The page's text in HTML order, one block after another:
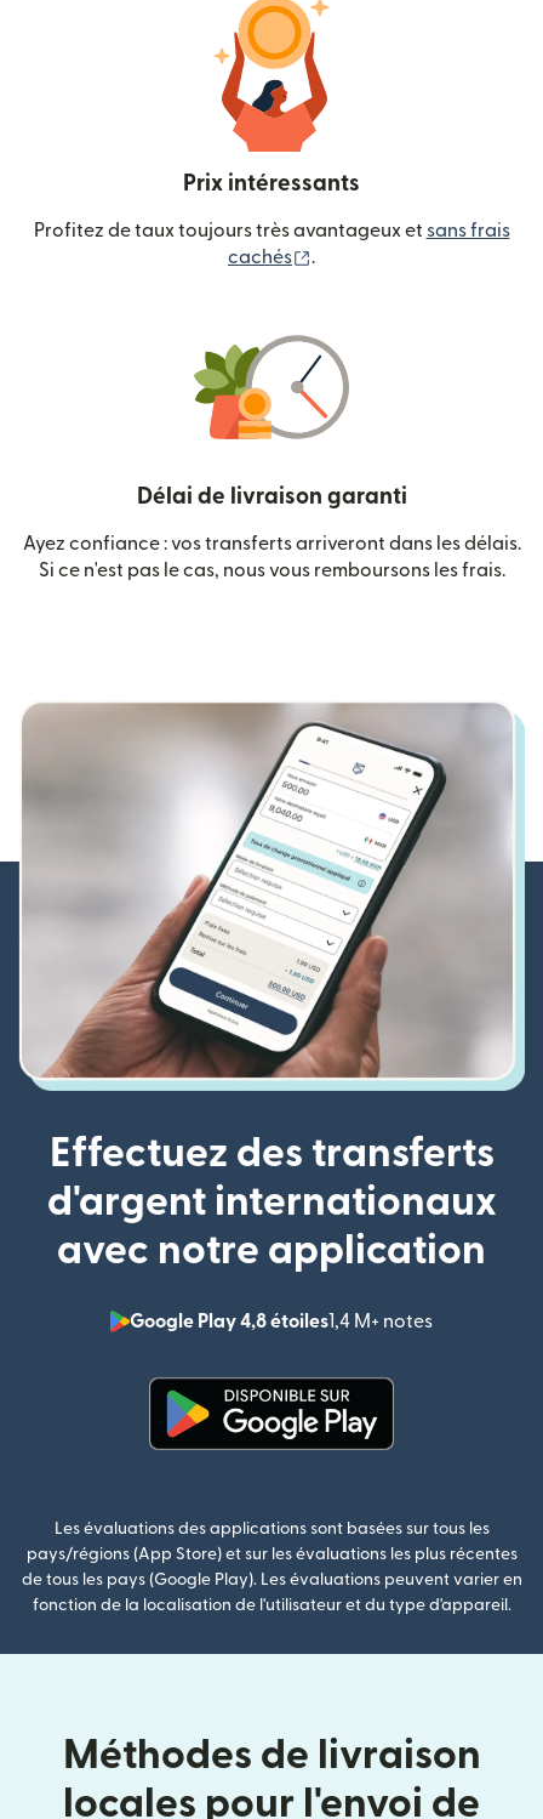
Prix intéressants
Profitez de taux toujours très avantageux et sans frais
cachés
.
Délai de livraison garanti
Ayez confiance : vos transferts arriveront dans les délais.
Si ce n'est pas le cas, nous vous remboursons les frais.
Effectuez des transferts
d'argent internationaux
avec notre application
Google Play 4,8 étoiles1,4 M+ notes
Les évaluations des applications sont basées sur tous les
pays/régions (App Store) et sur les évaluations les plus récentes
de tous les pays (Google Play). Les évaluations peuvent varier en
fonction de la localisation de l'utilisateur et du type d'appareil.
Méthodes de livraison
locales pour l'envoi de